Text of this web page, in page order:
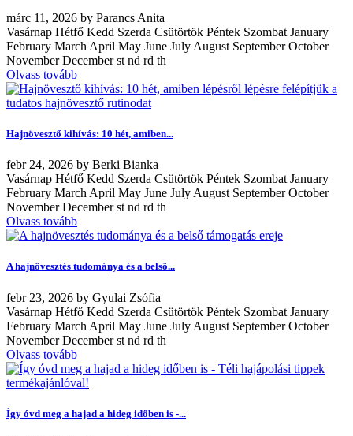
márc 11, 2026 by Parancs Anita
Vasárnap Hétfő Kedd Szerda Csütörtök Péntek Szombat January
February March April May June July August September October
November December st nd rd th
Olvass tovább
Hajnövesztő kihívás: 10 hét, amiben...
febr 24, 2026 by Berki Bianka
Vasárnap Hétfő Kedd Szerda Csütörtök Péntek Szombat January
February March April May June July August September October
November December st nd rd th
Olvass tovább
A hajnövesztés tudománya és a belső...
febr 23, 2026 by Gyulai Zsófia
Vasárnap Hétfő Kedd Szerda Csütörtök Péntek Szombat January
February March April May June July August September October
November December st nd rd th
Olvass tovább
Így óvd meg a hajad a hideg időben is -...